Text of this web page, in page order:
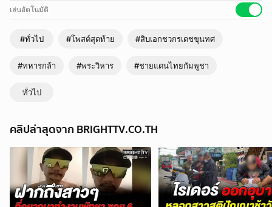
เล่นอัตโนมัติ
#ทั่วไป #โพสต์สุดท้าย #สิบเอกชวกรเดชขุนทศ
#ทหารกล้า #พระวิหาร #ชายแดนไทยกัมพูชา
ทั่วไป
คลิปล่าสุดจาก BRIGHTTV.CO.TH